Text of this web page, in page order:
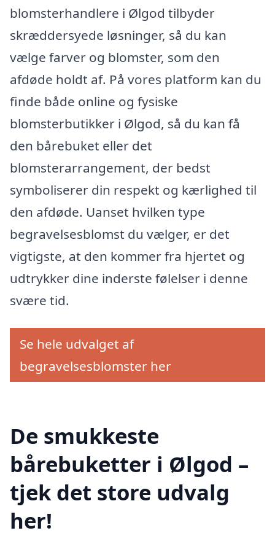
blomsterhandlere i Ølgod tilbyder
skræddersyede løsninger, så du kan
vælge farver og blomster, som den
afdøde holdt af. På vores platform kan du
finde både online og fysiske
blomsterbutikker i Ølgod, så du kan få
den bårebuket eller det
blomsterarrangement, der bedst
symboliserer din respekt og kærlighed til
den afdøde. Uanset hvilken type
begravelsesblomst du vælger, er det
vigtigste, at den kommer fra hjertet og
udtrykker dine inderste følelser i denne
svære tid.
Se hele udvalget af
begravelsesblomster her
De smukkeste
bårebuketter i Ølgod –
tjek det store udvalg
her!